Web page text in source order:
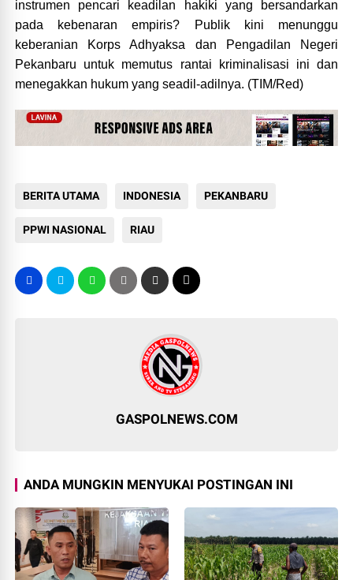
instrumen pencari keadilan hakiki yang bersandarkan
pada kebenaran empiris? Publik kini menunggu
keberanian Korps Adhyaksa dan Pengadilan Negeri
Pekanbaru untuk memutus rantai kriminalisasi ini dan
menegakkan hukum yang seadil-adilnya. (TIM/Red)
BERITA UTAMA INDONESIA PEKANBARU
PPWI NASIONAL RIAU
GASPOLNEWS.COM
ANDA MUNGKIN MENYUKAI POSTINGAN INI